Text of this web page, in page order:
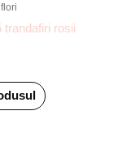
trandafiri rosii